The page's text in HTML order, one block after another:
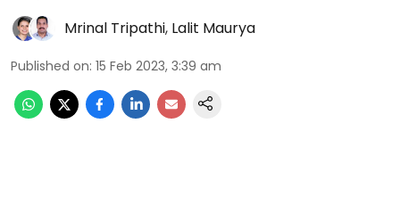
Mrinal Tripathi, Lalit Maurya
Published on: 15 Feb 2023, 3:39 am